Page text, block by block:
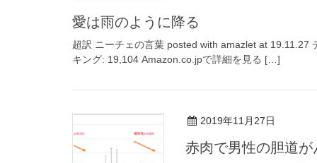
愛は雨のように降る
超訳 ニーチェの言葉 posted with amazlet at 19.11.27
キング: 19,104 Amazon.co.jpで詳細を見る […]
2019年11月27日
赤肉で男性の胆道